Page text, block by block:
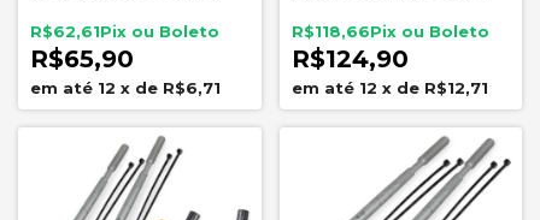
R$65,90
R$62,61
12 x de R$6,71
2008
R$124,90
R$118,66
12 x de R$12,71